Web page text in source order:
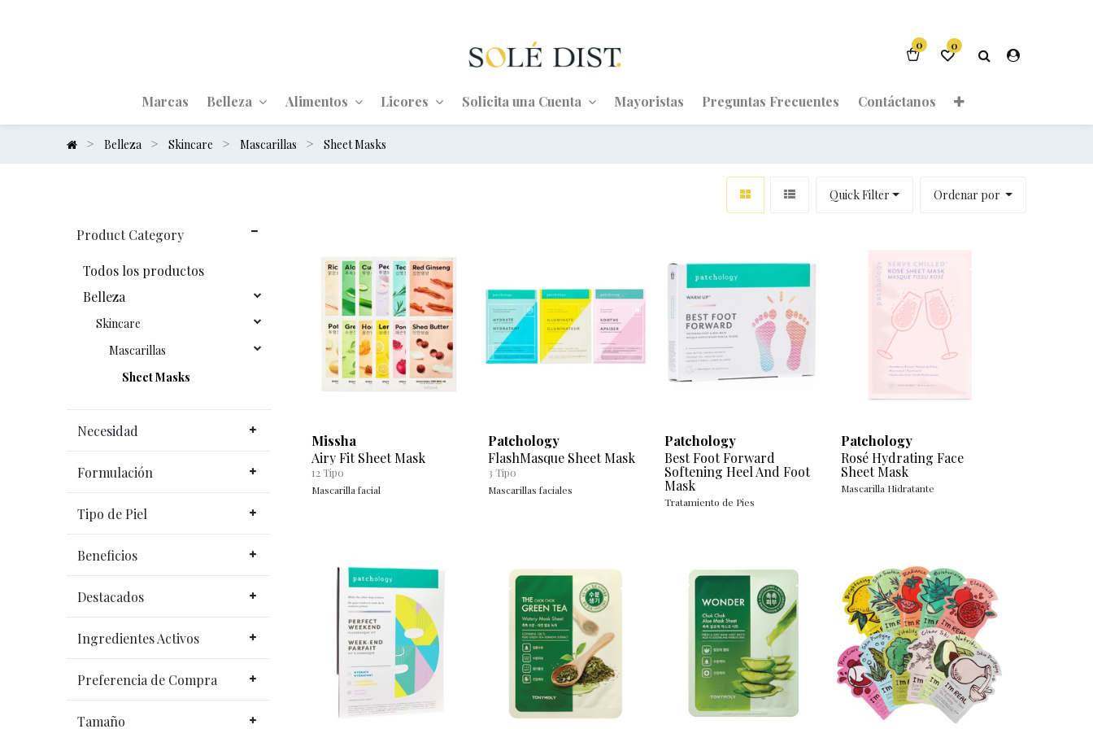
0 0
Marcas Belleza Alimentos Licores Solicita una Cuenta Mayoristas Preguntas Frecuentes Contáctanos
Belleza Skincare Mascarillas Sheet Masks
Ordenar por
Quick Filter
Product Category
Todos los productos
Belleza
Skincare
Mascarillas
Sheet Masks
Necesidad
Formulación
Tipo de Piel
Beneficios
Destacados
Ingredientes Activos
Preferencia de Compra
Tamaño
Missha
Airy Fit Sheet Mask
12Tipo
Mascarilla facial
Patchology
FlashMasque Sheet Mask
3 Tipo
Mascarillas faciales
Patchology
Best Foot Forward
Softening Heel And Foot
Mask
Tratamiento de Pies
Patchology
Rosé Hydrating Face
Sheet Mask
Mascarilla Hidratante